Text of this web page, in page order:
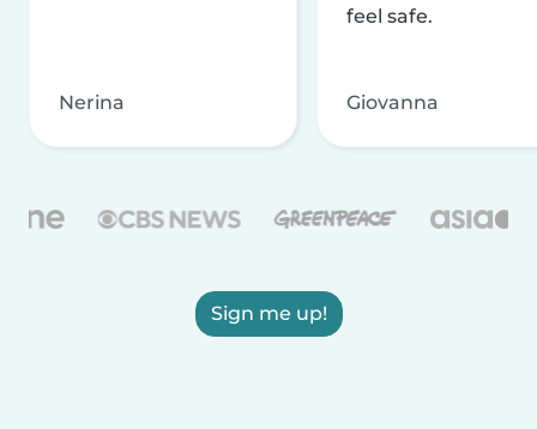
Nerina
feel safe.
Giovanna
Sign me up!